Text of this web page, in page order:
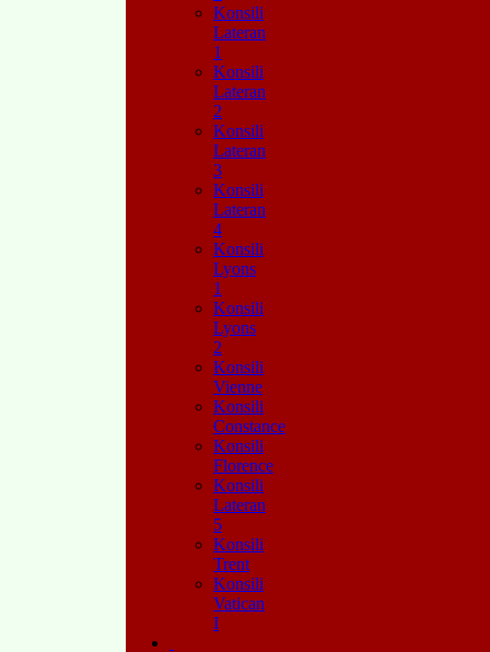
Konsili
Lateran
1
Konsili
Lateran
2
Konsili
Lateran
3
Konsili
Lateran
4
Konsili
Lyons
1
Konsili
Lyons
2
Konsili
Vienne
Konsili
Constance
Konsili
Florence
Konsili
Lateran
5
Konsili
Trent
Konsili
Vatican
I